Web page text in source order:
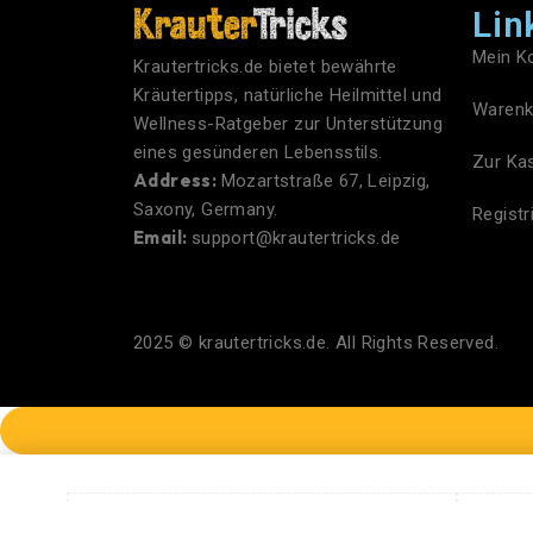
Krautertricks.de bietet bewährte
Kräutertipps, natürliche Heilmittel und
Wellness-Ratgeber zur Unterstützung
eines gesünderen Lebensstils.
Address: Mozartstraße 67, Leipzig,
Saxony, Germany.
Email: support@krautertricks.de
Mein
Zur
2025 © krautertricks.de . All Rights Reserved.